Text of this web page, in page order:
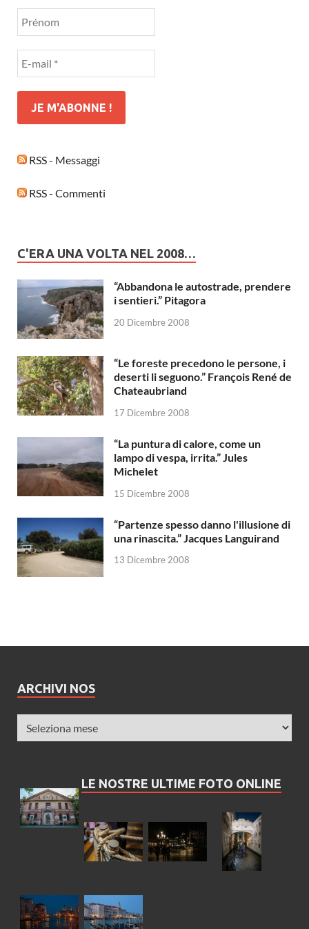
RSS - Messaggi
RSS - Commenti
C'ERA UNA VOLTA NEL 2008…
“Abbandona le autostrade, prendere
i sentieri.” Pitagora
20 Dicembre 2008
“Le foreste precedono le persone, i
deserti li seguono.” François René de
Chateaubriand
17 Dicembre 2008
“La puntura di calore, come un
lampo di vespa, irrita.” Jules
Michelet
15 Dicembre 2008
“Partenze spesso danno l'illusione di
una rinascita.” Jacques Languirand
13 Dicembre 2008
ARCHIVI NOS
LE NOSTRE ULTIME FOTO ONLINE